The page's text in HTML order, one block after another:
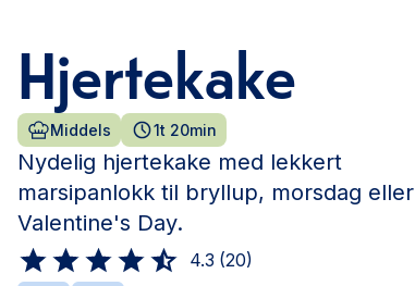
Hjertekake
Middels 1t 20min
Nydelig hjertekake med lekkert
marsipanlokk til bryllup, morsdag eller
Valentine's Day.
4.3 (20)